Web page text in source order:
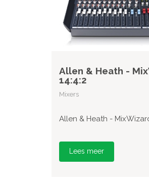
Allen & Heath -
14:4:2
Mixers
Allen & Heath -
Lees meer